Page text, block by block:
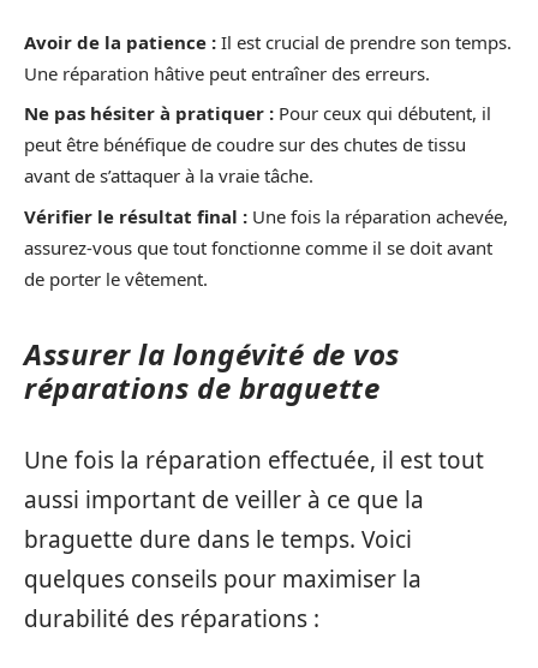
Avoir de la patience : Il est crucial de prendre son temps.
Une réparation hâtive peut entraîner des erreurs.
Ne pas hésiter à pratiquer : Pour ceux qui débutent, il
peut être bénéfique de coudre sur des chutes de tissu
avant de s’attaquer à la vraie tâche.
Vérifier le résultat final : Une fois la réparation achevée,
assurez-vous que tout fonctionne comme il se doit avant
de porter le vêtement.
Assurer la longévité de vos
réparations de braguette
Une fois la réparation effectuée, il est tout
aussi important de veiller à ce que la
braguette dure dans le temps. Voici
quelques conseils pour maximiser la
durabilité des réparations :